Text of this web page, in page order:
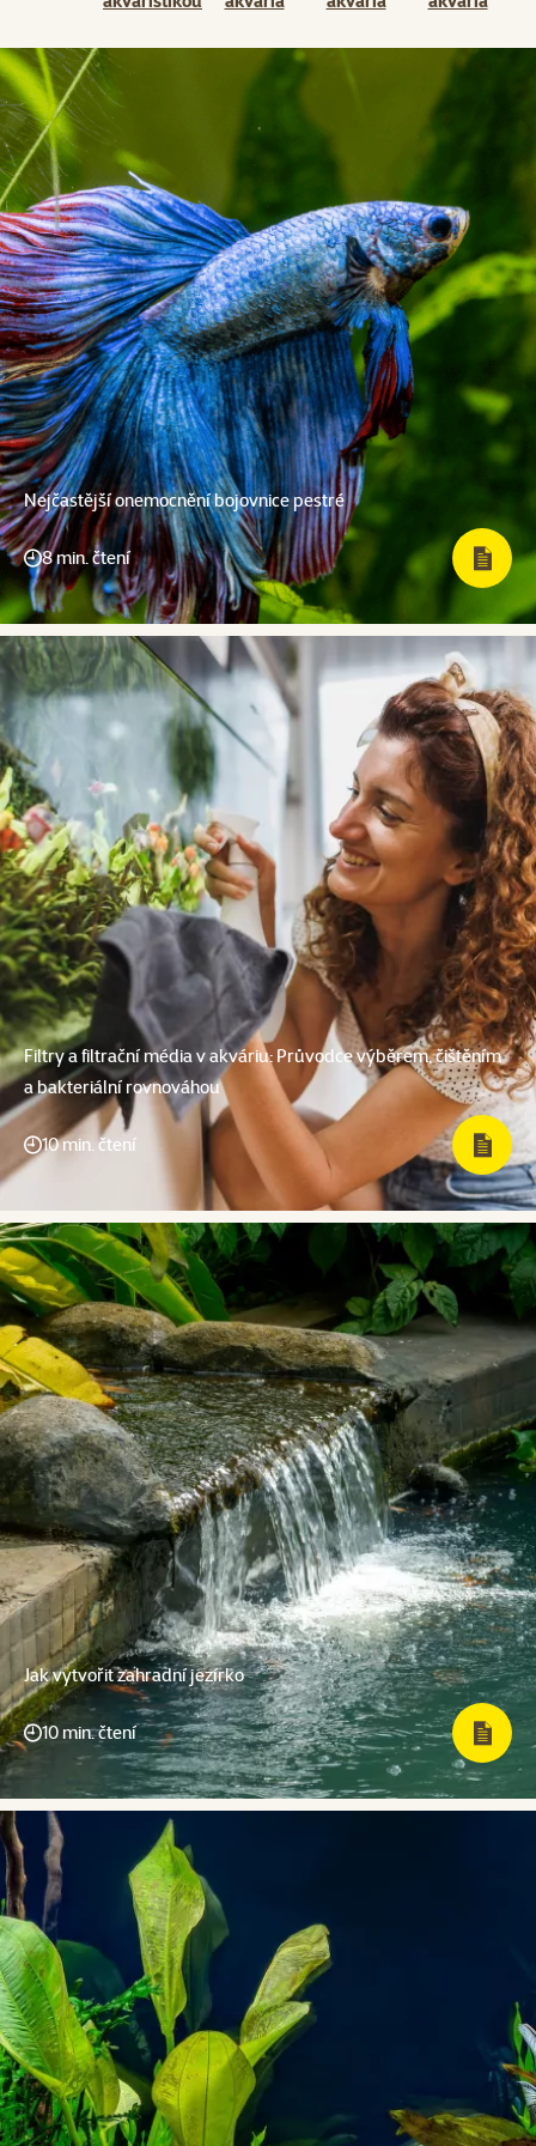
Nejčastější onemocnění bojovnice pestré
8 min. čtení
Filtry a filtrační média v akváriu: Průvodce výběrem, čištěním
a bakteriální rovnováhou
10 min. čtení
Jak vytvořit zahradní jezírko
10 min. čtení